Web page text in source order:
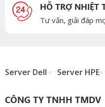
HỖ TRỢ NHIỆT
Tư vấn, giải đáp
Server Dell Server HPE
CÔNG TY TNHH TMDV